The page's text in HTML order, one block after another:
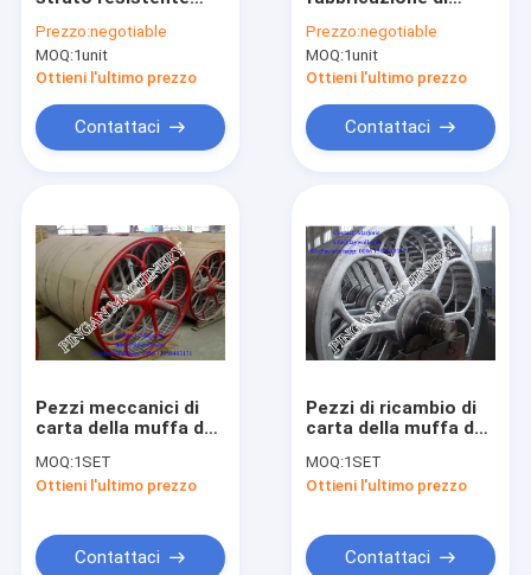
stampa di
fabbricazione di
carta 1450gsm
Prezzo:negotiable
MOQ:1unit
Ottieni l'ultimo prezzo
Contattaci
800m/Min 1500gsm
BOM
Prezzo:negotiable
MOQ:1unit
Ottieni l'ultimo prezzo
Contattaci
Pezzi meccanici di
carta della muffa del
larghezza 2500mm
MOQ:1SET
Ottieni l'ultimo prezzo
Contattaci
Pezzi di ricambio di
carta della muffa del
2000mm
MOQ:1SET
Ottieni l'ultimo prezzo
Contattaci